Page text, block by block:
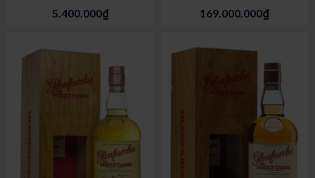
5.400.000₫ 169.000.000₫